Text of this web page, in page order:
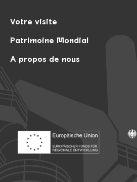
Votre visite
Patrimoine Mondial
A propos de nous